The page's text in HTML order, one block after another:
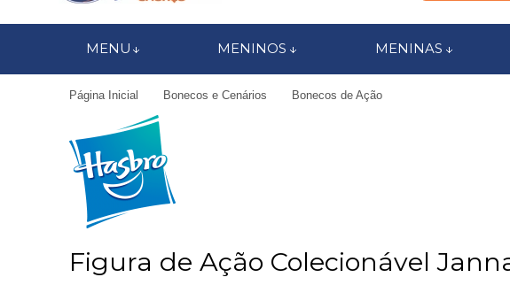
MENU MENINOS MENINAS
Página Inicial Bonecos e Cenários Bonecos de Ação
Figura de Ação Colecionável